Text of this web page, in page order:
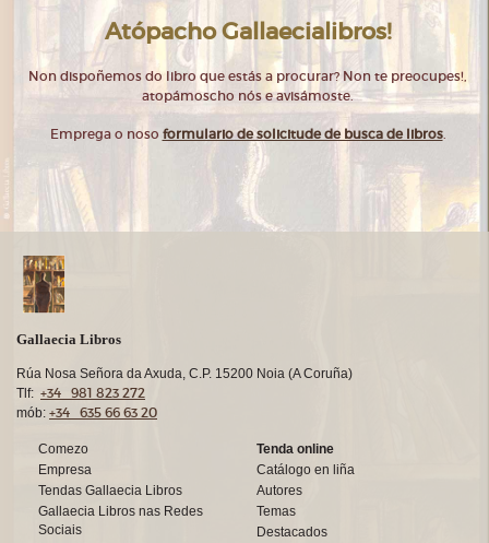
Atópacho Gallaecialibros!
Non dispoñemos do libro que estás a procurar? Non te preocupes!,
atopámoscho nós e avisámoste.
Emprega o noso formulario de solicitude de busca de libros.
Gallaecia Libros
Rúa Nosa Señora da Axuda, C.P. 15200 Noia (A Coruña)
Tlf: +34 981 823 272
mób: +34 635 66 63 20
Comezo
Empresa
Tendas Gallaecia Libros
Gallaecia Libros nas Redes
Sociais
Tenda online
Catálogo en liña
Autores
Temas
Destacados